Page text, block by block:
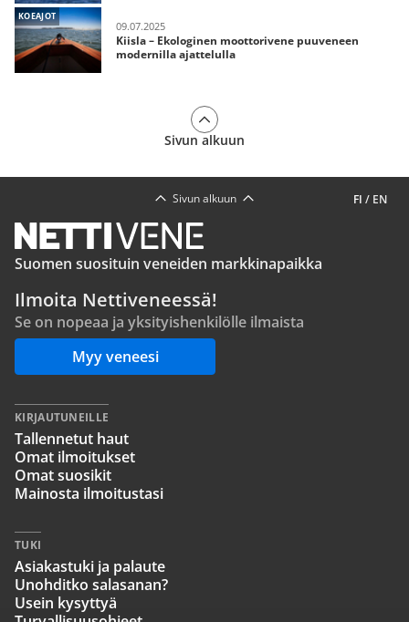
KOEAJOT
09.07.2025
Kiisla – Ekologinen moottorivene puuveneen
modernilla ajattelulla
Sivun alkuun
FI / EN
Sivun alkuun
Suomen suosituin veneiden markkinapaikka
Ilmoita Nettiveneessä!
Se on nopeaa ja yksityishenkilölle ilmaista
Myy veneesi
KIRJAUTUNEILLE
Tallennetut haut
Omat ilmoitukset
Omat suosikit
Mainosta ilmoitustasi
TUKI
Asiakastuki ja palaute
Unohditko salasanan?
Usein kysyttyä